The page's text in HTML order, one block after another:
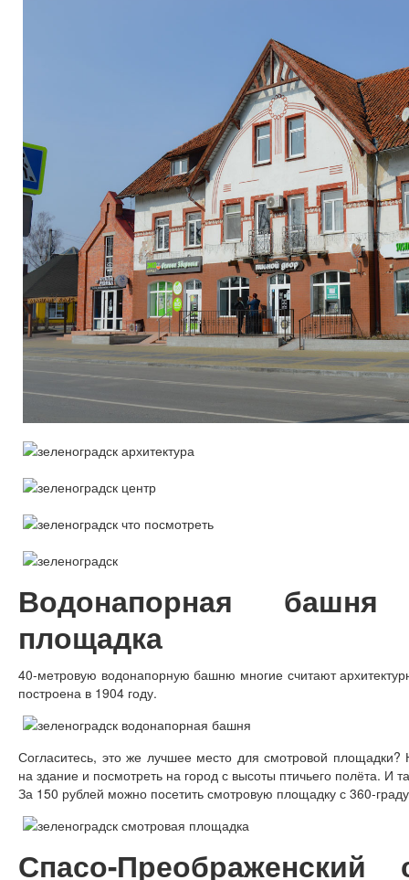
Водонапорная
площадка
40-метровую водонапорную башню многие считают
построена в 1904 году.
Согласитесь, это же лучшее место для смотровой площадки?
на здание и посмотреть на город с высоты птичьего полёта. И
За 150 рублей можно посетить смотровую площадку с 360-
Спасо-